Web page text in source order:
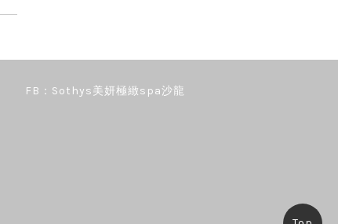
FB：Sothys美妍極緻spa沙龍